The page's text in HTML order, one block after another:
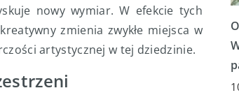
nowy wymiar. W efekcie tych
zmienia zwykłe miejsca w
artystycznej w tej dziedzinie.